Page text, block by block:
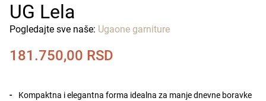
UG Lela
Pogledajte sve naše: Ugaone garniture
181.750,00 RSD
Kompaktna i elegantna forma idealna za manje dnevne boravke